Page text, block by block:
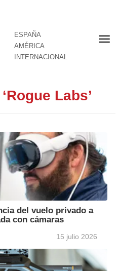
ESPAÑA
AMÉRICA
INTERNACIONAL
Labs’
del vuelo privado a
con cámaras
15 julio 2026